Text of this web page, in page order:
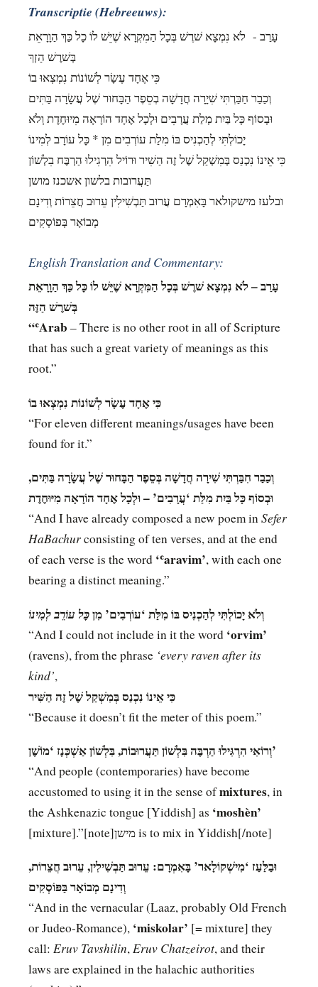
Transcriptie (Hebreeuws):
עָרַב - לֹא נִמְצָא שׁרֶשׁ בְּכָל הַמִקְרָא שֶׁיֵּשׁ לוֹ כָל כַּךְ הַוָרָאֵת
בְּשׁרֶשׁ הַזְךְ
כִּי אֶחָד עֶשָׂר לְשׁוֹנוֹת נִמְצְאוּ בוֹ
וְכַבַר חַבַּרְתִּי שִׁיָרָה חֲדָשָׁה בְסֵפֶר הַבָּחוּר שֶׁל עֲשָׂרָה בַּתִּים
וּבְסוֹף כָּל בַּיִת מְלַת עֲרָבִים וּלְכָל אֶחָד הוֹרָאָה מִיוּחֶדֶת וְלֹא
יָכוֹלְתִּי לְהַכְנִיס בּוֹ מִלַת עוֹרְבִים מִן * כָּל עוֹרָב לְמִינוֹ
כִּי אֵינוֹ נִכְנַס בְּמִשְׁקַל שֶׁל זֶה הַשִׁיר וּרוֹיל הִרְגִילוּ הַרְבֶּח בִלְשׁוֹן
תַּעֲרובות בלשון אשכנז מושן
ובלעז מישקולאר בָּאִמְרָם עֲרוּב תַּבְשִׁילִין עֵרוּב חֲצֵרוֹת וְדִינָם
מְבוֹאָר בְּפוֹסְקִים
English Translation and Commentary:
עָרַב – לֹא נִמְצָא שׁרֶשׁ בְּכָל הַמִּקְרָא שֶׁיֵּשׁ לוֹ כָּל כַּךְ הַוָרָאֵת
בְּשׁרֶשׁ הַזֶּה
“ʿArab – There is no other root in all of Scripture
that has such a great variety of meanings as this
root.”
כִּי אֶחָד עֶשָׂר לְשׁוֹנוֹת נִמְצְאוּ בוֹ
“For eleven different meanings/usages have been
found for it.”
וְכַבַר חִבַּרְתִּי שִׁירָה חֲדָשָׁה בְּסֵפֶר הַבָּחוּר שֶׁל עֲשָׂרָה בַּתִּים,
וּבְסוֹף כָּל בַּיִת מִלַּת ‘עֲרָבִים’ – וּלְכָל אֶחָד הוֹרָאָה מִיּוּחֶדֶת
“And I have already composed a new poem inSefer
HaBachurconsisting of ten verses, and at the end
of each verse is the word ‘ʿaravim’, with each one
bearing a distinct meaning.”
וְלֹא יָכוֹלְתִּי לְהַכְנִיס בּוֹ מִלַּת ‘עוֹרְבִים’ מִןכָּל עוֹרֵב לְמִינוֹ
“And I could not include in it the word ‘orvim’
(ravens), from the phrase ‘every raven after its
kind’,
כִּי אֵינוֹ נִכְנַס בְּמִשְׁקַל שֶׁל זֶה הַשִּׁיר
“Because it doesn’t fit the meter of this poem.”
וְרוֹאִי הִרְגִּילוּ הַרְבֶּה בִּלְשׁוֹן תַּעֲרוּבוֹת, בִּלְשׁוֹן אַשְׁכְּנָז ‘מוֹשֶׁן’
“And people (contemporaries) have become
accustomed to using it in the sense ofmixtures, in
the Ashkenazic tongue [Yiddish] as ‘moshèn’
[mixture].”[note]מישן is to mix in Yiddish[/note]
וּבַלַּעַז ‘מִישְׁקוֹלָאר’ בָּאִמְרָם: עֵרוּב תַּבְשִׁילִין, עֵרוּב חֲצֵרוֹת,
וְדִינָם מְבוֹאָר בַּפּוֹסְקִים
“And in the vernacular (Laaz, probably Old French
or Judeo-Romance), ‘miskolar’ [= mixture] they
call: Eruv Tavshilin,Eruv Chatzeirot, and their
laws are explained in the halachic authorities